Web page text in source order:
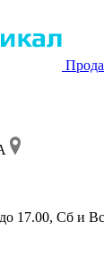
17.00, Сб и